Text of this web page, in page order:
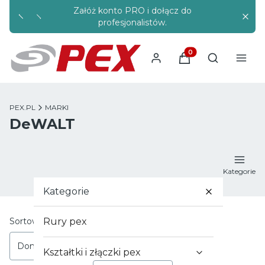
Załóż konto PRO i dołącz do
profesjonalistów.
Produkty w
Otwórz
PEX.PL MARKI
DeWALT
Kategorie
Kategorie
Rury pex
Kształtki i złączki pex
Lista produktów
Sortowanie:
Domyślne